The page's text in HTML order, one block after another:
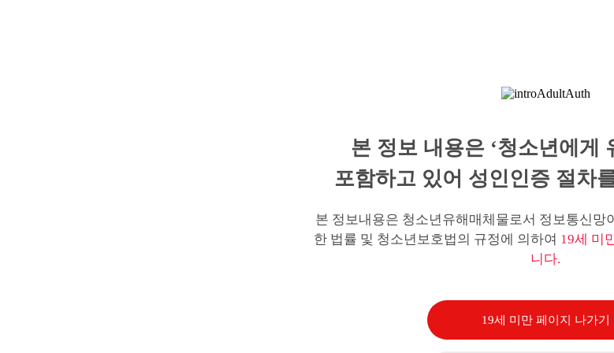
본 정보 내용은 ‘청소년에게
포함하고 있어 성인인증 절차
본 정보내용은 청소년유해매체물로서 정보통신망
한 법률 및 청소년보호법의 규정에 의하여 19세 미
니다.
19세 미만 페이지 나가기